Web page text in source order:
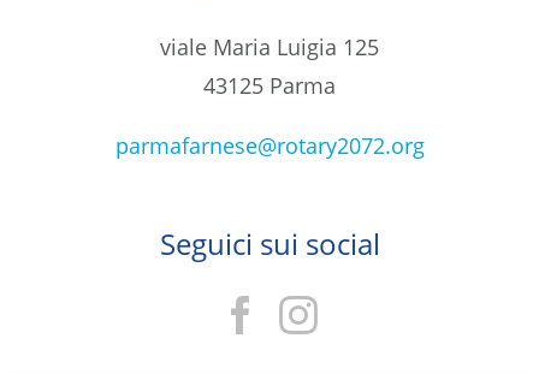
viale Maria Luigia 125
43125 Parma
parmafarnese@rotary2072.org
Seguici sui social